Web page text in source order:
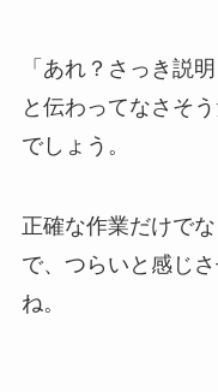
「あれ？さっき説
と伝わってなさそ
でしょう。
正確な作業だけで
で、つらいと感じ
ね。